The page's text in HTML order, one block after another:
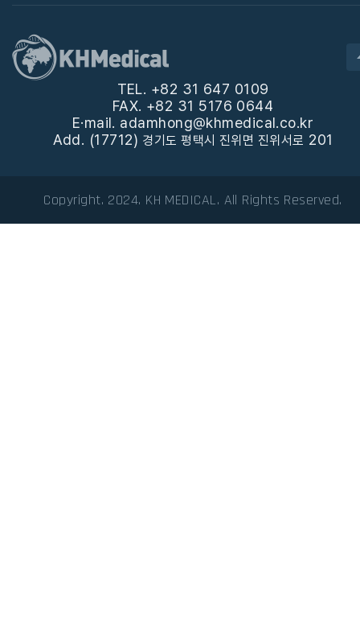
TEL. +82 31 647 0109
FAX. +82 31 5176 0644
E·mail. adamhong@khmedical.co.kr
Add. (17712) 경기도 평택시 진위면 진위서로 201
Copyright. 2024. KH MEDICAL. All Rights Reserved.